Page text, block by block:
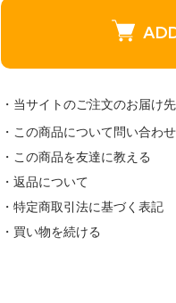
・当サイトのご注文のお届け
・この商品について問い合わ
・この商品を友達に教える
・返品について
・特定商取引法に基づく表記
・買い物を続ける